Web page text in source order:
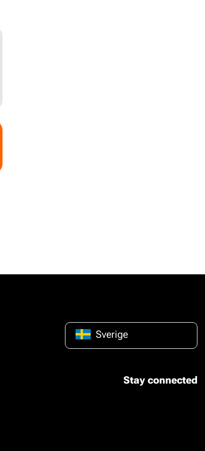
Sverige
Stay connected